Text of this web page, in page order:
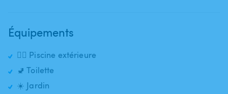
Équipements
🏊‍♂️ Piscine extérieure
🚽 Toilette
☀️ Jardin